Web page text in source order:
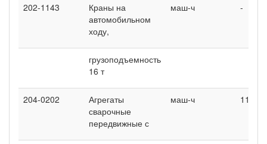
202-1143
Краны на
автомобильном
ходу,
маш-ч -
грузоподъемность
16 т
204-0202
Агрегаты
сварочные
передвижные с
маш-ч